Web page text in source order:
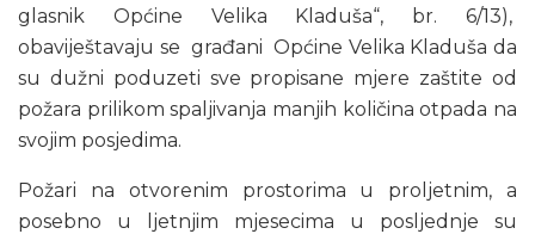
glasnik Općine Velika Kladuša“, br. 6/13),
obaviještavaju se građani Općine Velika Kladuša da
su dužni poduzeti sve propisane mjere zaštite od
požara prilikom spaljivanja manjih količina otpada na
svojim posjedima.
Požari na otvorenim prostorima u proljetnim, a
posebno u ljetnjim mjesecima u posljednje su